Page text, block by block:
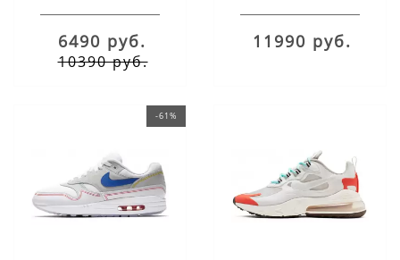
6490 руб.
10390 руб.
11990 руб.
-61%